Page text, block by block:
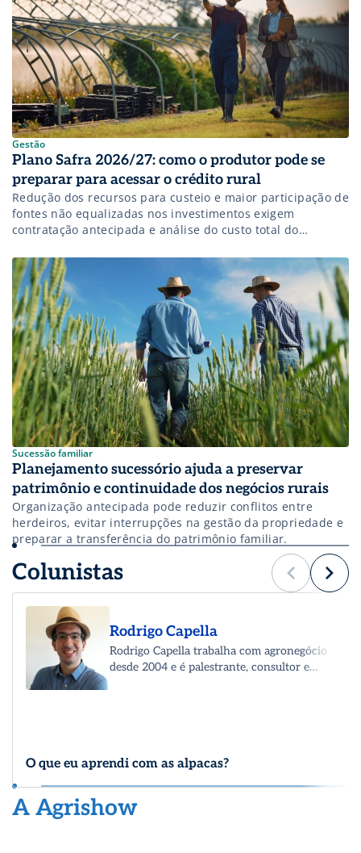
Gestão
Plano Safra 2026/27: como o produtor pode se
preparar para acessar o crédito rural
Redução dos recursos para custeio e maior participação de
fontes não equalizadas nos investimentos exigem
contratação antecipada e análise do custo total do
Sucessão familiar
Planejamento sucessório ajuda a preservar
patrimônio e continuidade dos negócios rurais
Organização antecipada pode reduzir conflitos entre
herdeiros, evitar interrupções na gestão da propriedade e
preparar a transferência do patrimônio familiar.
Colunistas
Rodrigo Capella
Rodrigo Capella trabalha com agronegócio
desde 2004 e é palestrante, consultor e
empresa de agronegócio com ações de
O que eu aprendi com as alpacas?
A Agrishow